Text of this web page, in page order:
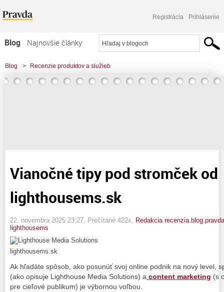
Registrácia Prihlásenie
Blog
Najnovšie články
Najčítanejšie články
Najkomentovanejšie články
Blog > Recenzie produktov a služieb
> Vianočné tipy pod stromček od lighthousems.sk
Vianočné tipy pod stromček od
lighthousems.sk
22. novembra 2025 23:27 , Prečítané 422x, Redakcia
lighthousems
lighthousems.sk
Ak hľadáte spôsob, ako posunúť svoj online podnik na nový level,
(ako opisuje Lighthouse Media Solutions) a content marketing (s
pre cieľové publikum) je výbornou voľbou.